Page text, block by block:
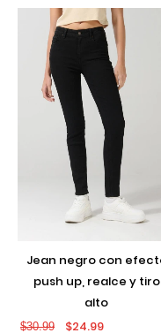
jean negro con efecto
push up, realce y tiro
alto
$30.99 $24.99